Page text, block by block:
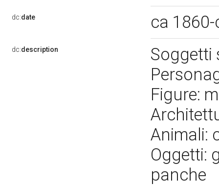
dc:date ca
dc:description
Soggetti
Figure:
Animali:
Oggetti:
panche